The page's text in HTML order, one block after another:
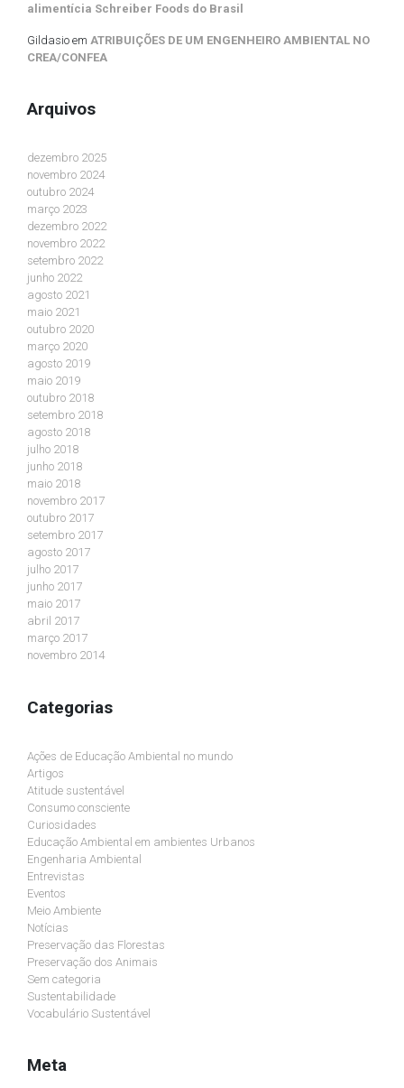
alimentícia Schreiber Foods do Brasil
Gildasio em ATRIBUIÇÕES DE UM ENGENHEIRO AMBIENTAL NO
CREA/CONFEA
Arquivos
dezembro 2025
novembro 2024
outubro 2024
março 2023
dezembro 2022
novembro 2022
setembro 2022
junho 2022
agosto 2021
maio 2021
outubro 2020
março 2020
agosto 2019
maio 2019
outubro 2018
setembro 2018
agosto 2018
julho 2018
junho 2018
maio 2018
novembro 2017
outubro 2017
setembro 2017
agosto 2017
julho 2017
junho 2017
maio 2017
abril 2017
março 2017
novembro 2014
Categorias
Ações de Educação Ambiental no mundo
Artigos
Atitude sustentável
Consumo consciente
Curiosidades
Educação Ambiental em ambientes Urbanos
Engenharia Ambiental
Entrevistas
Eventos
Meio Ambiente
Notícias
Preservação das Florestas
Preservação dos Animais
Sem categoria
Sustentabilidade
Vocabulário Sustentável
Meta